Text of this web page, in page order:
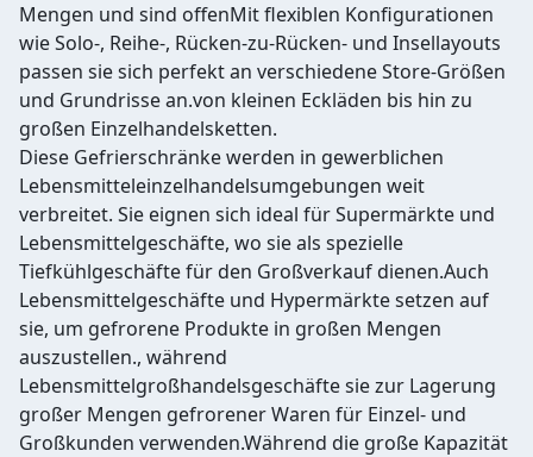
Mengen und sind offenMit flexiblen Konfigurationen
wie Solo-, Reihe-, Rücken-zu-Rücken- und Insellayouts
passen sie sich perfekt an verschiedene Store-Größen
und Grundrisse an.von kleinen Eckläden bis hin zu
großen Einzelhandelsketten.
Diese Gefrierschränke werden in gewerblichen
Lebensmitteleinzelhandelsumgebungen weit
verbreitet. Sie eignen sich ideal für Supermärkte und
Lebensmittelgeschäfte, wo sie als spezielle
Tiefkühlgeschäfte für den Großverkauf dienen.Auch
Lebensmittelgeschäfte und Hypermärkte setzen auf
sie, um gefrorene Produkte in großen Mengen
auszustellen., während
Lebensmittelgroßhandelsgeschäfte sie zur Lagerung
großer Mengen gefrorener Waren für Einzel- und
Großkunden verwenden.Während die große Kapazität